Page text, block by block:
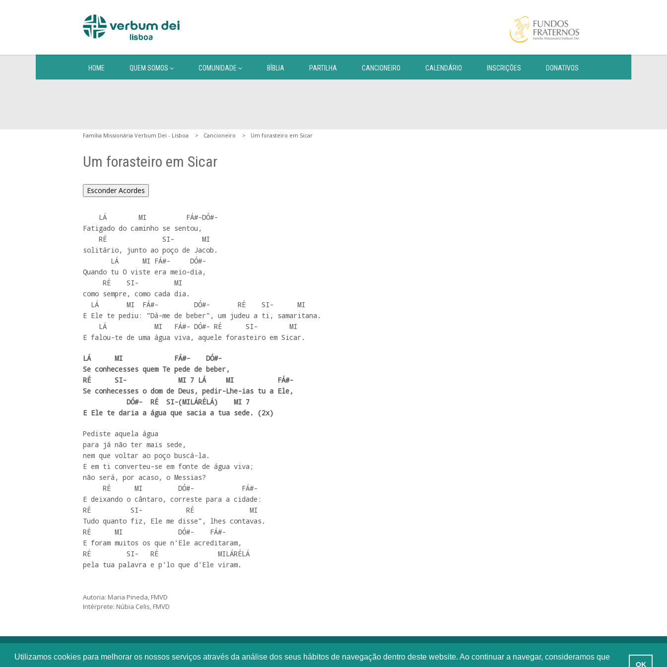
Utilizamos cookies para melhorar os nossos serviços através da análise dos seus hábitos de navegação dentro deste website. Ao continuar a navegar, consideramos que
OK
HOME QUEM SOMOS COMUNIDADE BÍBLIA PARTILHA CANCIONEIRO CALENDÁRIO INSCRIÇÕES DONATIVOS
Família Missionária Verbum Dei - Lisboa Cancioneiro Um forasteiro em Sicar
Um forasteiro em Sicar
Esconder Acordes
Fatigado do caminho se sentou,
solitário, junto ao poço de Jacob.
Quando tu O viste era meio-dia,
como sempre, como cada dia.
E Ele te pediu: "Dá-me de beber", um judeu a ti, samaritana.
E falou-te de uma água viva, aquele forasteiro em Sicar.
LÁ      MI             FÁ#-    DÓ#-
Se conhecesses quem Te pede de beber,
RÉ      SI-             MI 7 LÁ     MI           FÁ#-
Se conhecesses o dom de Deus, pedir-Lhe-ias tu a Ele,
E Ele te daria a água que sacia a tua sede. (2x)
Pediste aquela água
para já não ter mais sede,
nem que voltar ao poço buscá-la.
E em ti converteu-se em fonte de água viva;
não será, por acaso, o Messias?
E deixando o cântaro, correste para a cidade:
RÉ          SI-           RÉ              MI
Tudo quanto fiz, Ele me disse", lhes contavas.
RÉ      MI              DÓ#-    FÁ#-
E foram muitos os que n'Ele acreditaram,
RÉ         SI-   RÉ               MILÁRÉLÁ
pela tua palavra e p'lo que d'Ele viram.
Autoria: Maria Pineda, FMVD
Intérprete: Núbia Celis, FMVD